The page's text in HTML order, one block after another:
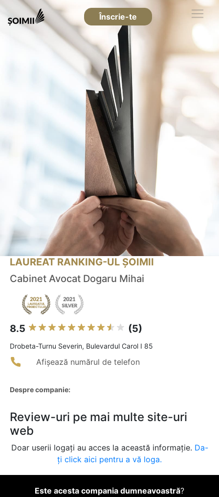
Înscrie-te
LAUREAT RANKING-UL ȘOIMII
Cabinet Avocat Dogaru Mihai
8.5 (5)
Drobeta-Turnu Severin, Bulevardul Carol I 85
Afișează numărul de telefon
Despre companie:
Review-uri pe mai multe site-uri
web
Doar userii logați au acces la această informație. Da-
ți click aici pentru a vă loga.
Este acesta compania dumneavoastră?